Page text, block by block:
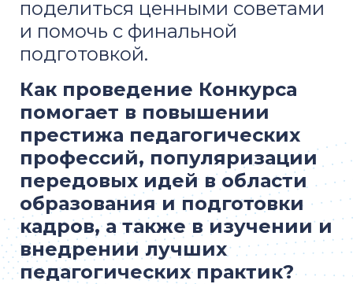
поделиться ценными советами
и помочь с финальной
подготовкой.
Как проведение Конкурса
помогает в повышении
престижа педагогических
профессий, популяризации
передовых идей в области
образования и подготовки
кадров, а также в изучении и
внедрении лучших
педагогических практик?